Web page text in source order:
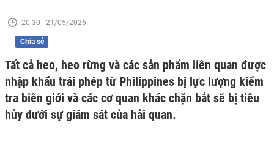
20:30 | 21/05/2026
Chia sẻ
Tất cả heo, heo rừng và các sản phẩm liên quan được
nhập khẩu trái phép từ Philippines bị lực lượng kiểm
tra biên giới và các cơ quan khác chặn bắt sẽ bị tiêu
hủy dưới sự giám sát của hải quan.